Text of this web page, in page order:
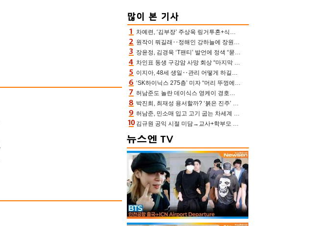
차예련, ‘김부장’ 주상욱 링거투혼+식스팩 비화 “옷 벗는데 아저씨는 안 된다고”(차장금)
원작이 뭐길래‥정해인 강하늘에 장원영까지 참여한 이 영화
장윤정, 김경욱 ‘T팬티’ 발언에 정색 “묻지 않았는데, 그것도 성희롱”(장공장)
차인표 동생 구강암 사망 회상 “마지막 순간 동생 손 잡아준 신애라, 두고두고 고마워” (신애라이프)
이지아, 48세 생일‥관리 어떻게 하길래 놀라운 동안 미모
‘SK하이닉스 275층’ 미자 “머리 뚜껑에서 사, 주식만 안 해도 돈 버는 것”
허남준도 놀란 데이식스 영케이 경호원병 과거 “그냥 돌았던 놈”
박진희, 최재성 용서할까? ‘붉은 진주’ 오늘(7일) 결말 나온다
허남준, 민소매 입고 고기 굽는 차세계 실존…영케이도 감탄한 팔근육(공케이)
김규원 공익 시절 미담→교사+학부모 추가 미담 속출 “휠체어 탄 아이와 산책도”[종합]